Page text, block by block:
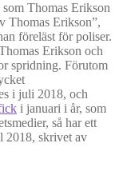
Thomas Erikson
Thomas Erikson”,
föreläst för poliser.
Erikson och
spridning. Förutom
i juli 2018, och
i januari i år, som
så har ett
2018, skrivet av